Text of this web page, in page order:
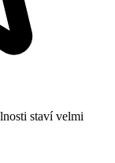
staví velmi